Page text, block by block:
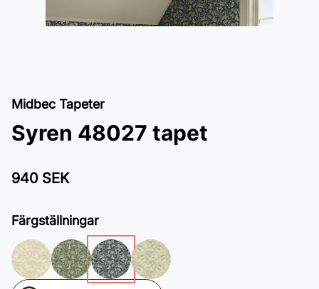
Midbec Tapeter
Syren 48027 tapet
940 SEK
Färgställningar